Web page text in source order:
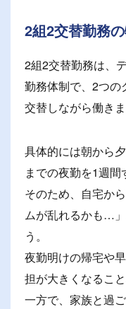
2組2交替勤務
2組2交替勤務は、
勤務体制で、2つの
交替しながら働きま
具体的には朝から
までの夜勤を1週間
そのため、自宅か
ムが乱れるかも…
う。
夜勤明けの帰宅や
担が大きくなるこ
一方で、家族と過